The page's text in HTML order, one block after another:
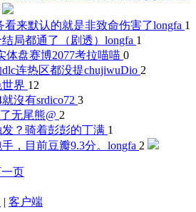
看来默认的就是非致命伤害了longfa 1
局都通了（剧透） longfa 1
体盘赛博2077考拉喵喵 0
连热区都没提chujiwuDio 2
界 12
就沒有srdico72 3
无尾熊@ 2
？ 骑着彭彭的丁满 1
，目前豆瓣9.3分。 longfa 2
页
| 客户端